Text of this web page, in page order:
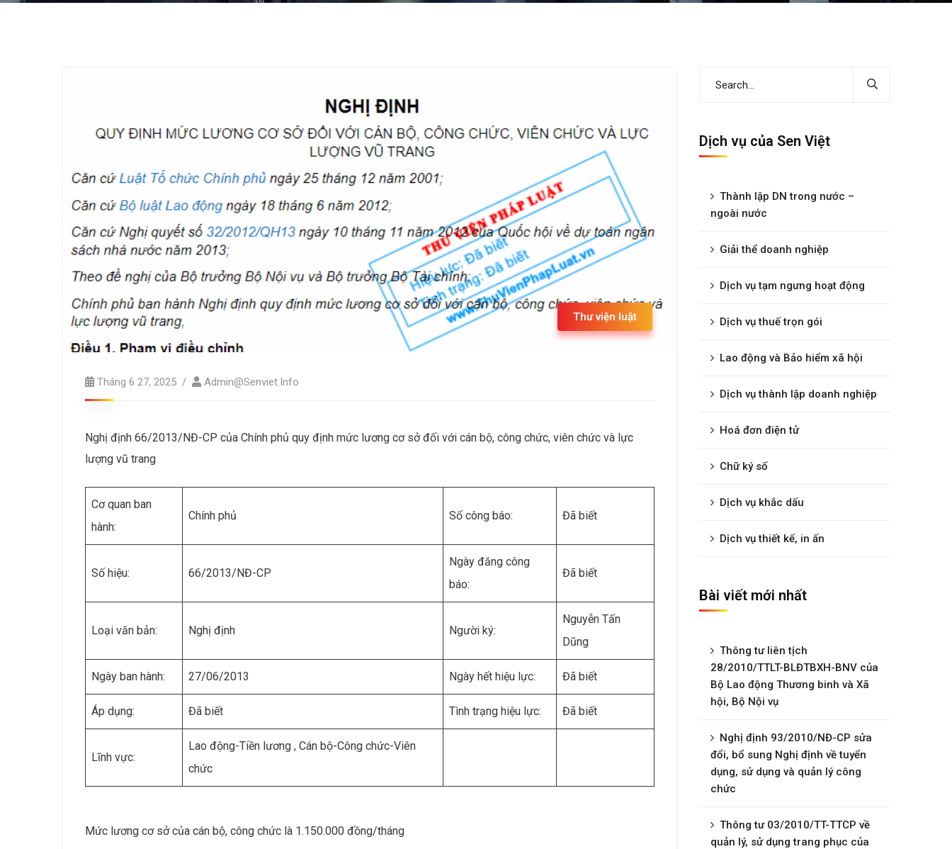
Thư viện luật
Tháng 6 27, 2025 Admin@senviet.info
Nghị định 66/2013/NĐ-CP của Chính phủ quy định mức lương cơ sở đối với cán bộ, công chức, viên chức và lực
lượng vũ trang
Cơ quan ban
hành:
Chính phủ Số công báo: Đã biết
Số hiệu: 66/2013/NĐ-CP
Ngày đăng công
báo:
Đã biết
Loại văn bản: Nghị định Người ký:
Nguyễn Tấn
Dũng
Ngày ban hành: 27/06/2013 Ngày hết hiệu lực: Đã biết
Áp dụng: Đã biết Tình trạng hiệu lực: Đã biết
Lĩnh vực:
Lao động-Tiền lương , Cán bộ-Công chức-Viên
chức
Mức lương cơ sở của cán bộ, công chức là 1.150.000 đồng/tháng
Dịch vụ của Sen Việt
Thành lập DN trong nước –
ngoài nước
Giải thể doanh nghiệp
Dịch vụ tạm ngưng hoạt động
Dịch vụ thuế trọn gói
Lao động và Bảo hiểm xã hội
Dịch vụ thành lập doanh nghiệp
Hoá đơn điện tử
Chữ ký số
Dịch vụ khắc dấu
Dịch vụ thiết kế, in ấn
Bài viết mới nhất
Thông tư liên tịch
28/2010/TTLT-BLĐTBXH-BNV của
Bộ Lao động Thương binh và Xã
hội, Bộ Nội vụ
Nghị định 93/2010/NĐ-CP sửa
đổi, bổ sung Nghị định về tuyển
dụng, sử dụng và quản lý công
chức
Thông tư 03/2010/TT-TTCP về
quản lý, sử dụng trang phục của